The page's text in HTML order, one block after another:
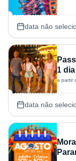
data não
1 dia
a partir
data não